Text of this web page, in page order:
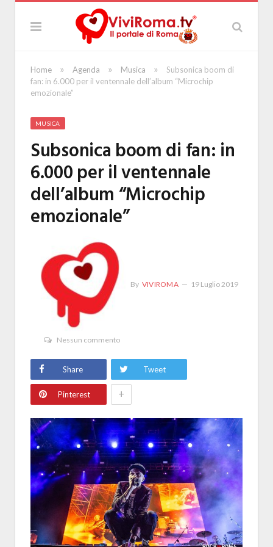
Home » Agenda » Musica »
Subsonica boom di
fan: in 6.000 per il ventennale dell’album “Microchip
emozionale”
MUSICA
Subsonica boom di fan: in
6.000 per il ventennale
dell’album “Microchip
emozionale”
By VIVIROMA 19 Luglio 2019
Nessun commento
Share Tweet
Pinterest +